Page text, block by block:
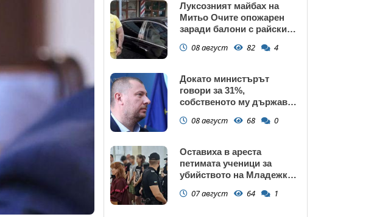
Луксозният майбах на
Митьо Очите опожарен
заради балони с райски
08 август 82 4
Докато министърът
говори за 31%,
собственото му държавно
крадецът вика дръжте
08 август 68 0
Оставиха в ареста
петимата ученици за
убийството на Младежкия
час, гаврили се с него и го
07 август 64 1